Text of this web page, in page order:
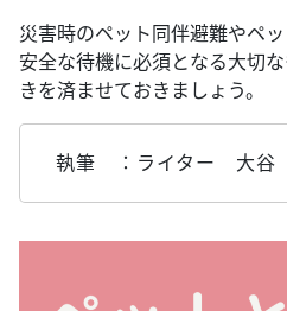
災害時のペット同伴避難やペ
安全な待機に必須となる大切
きを済ませておきましょう。
執筆 ：ライター 大谷